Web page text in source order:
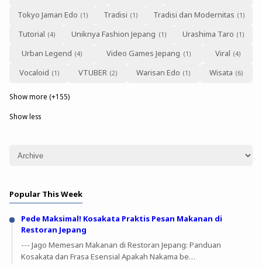
Tokyo Jaman Edo
Tradisi
Tradisi dan Modernitas
Tutorial
Uniknya Fashion Jepang
Urashima Taro
Urban Legend
Video Games Jepang
Viral
Vocaloid
VTUBER Warisan Edo Wisata
Show more (+155)
Show less
Popular This Week
Pede Maksimal! Kosakata Praktis Pesan Makanan di
Restoran Jepang
--- Jago Memesan Makanan di Restoran Jepang: Panduan
Kosakata dan Frasa Esensial Apakah Nakama be…